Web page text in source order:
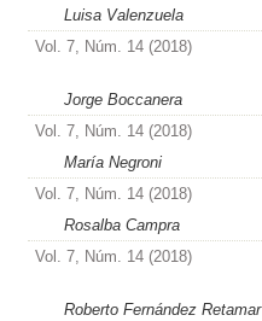
Luisa Valenzuela
Vol. 7, Núm. 14 (2018)
Jorge Boccanera
Vol. 7, Núm. 14 (2018)
María Negroni
Vol. 7, Núm. 14 (2018)
Rosalba Campra
Vol. 7, Núm. 14 (2018)
Roberto Fernández Retamar